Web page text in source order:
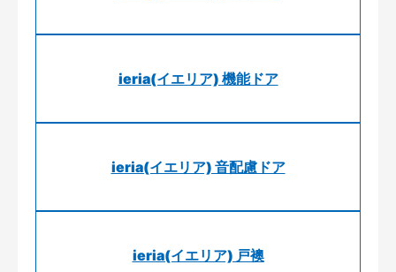
ieria(イエリア) 機能ドア
ieria(イエリア) 音配慮ドア
ieria(イエリア) 戸襖